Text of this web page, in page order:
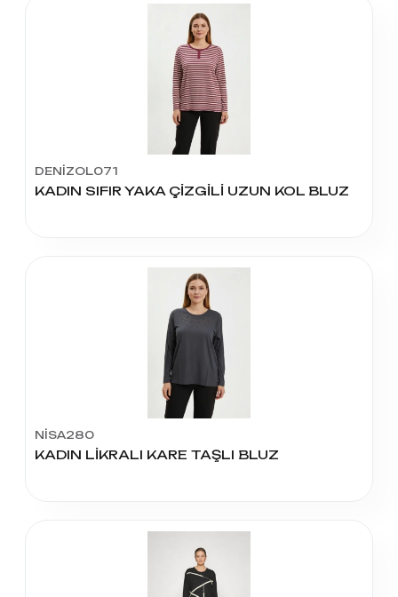
DENİZOL071
KADIN SIFIR YAKA ÇİZGİLİ UZUN KOL BLUZ
NİSA280
KADIN LİKRALI KARE TAŞLI BLUZ